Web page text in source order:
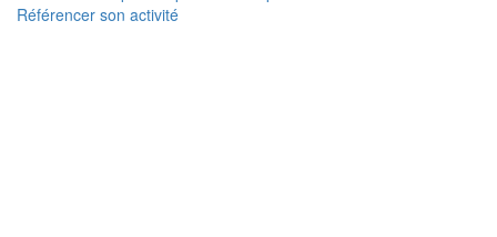
Référencer son activité